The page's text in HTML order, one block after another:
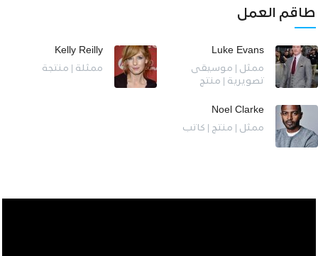
طاقم العمل
Luke Evans
ممثل | موسيقى
تصويرية | منتج
Kelly Reilly
ممثلة | منتجة
Noel Clarke
ممثل | منتج | كاتب